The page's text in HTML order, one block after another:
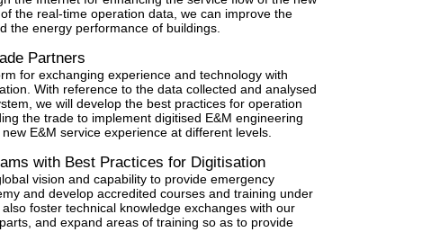
the real-time operation data, we can improve the
the energy performance of buildings.
Partners
for exchanging experience and technology with
With reference to the data collected and analysed
we will develop the best practices for operation
the trade to implement digitised E&M engineering
E&M service experience at different levels.
with Best Practices for Digitisation
vision and capability to provide emergency
and develop accredited courses and training under
foster technical knowledge exchanges with our
and expand areas of training so as to provide